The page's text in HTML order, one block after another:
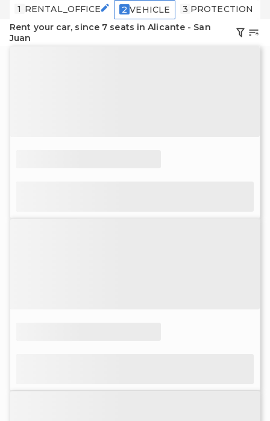
1 RENTAL_OFFICE 2 VEHICLE 3 PROTECTION
Rent your car, since 7 seats in Alicante - San
Juan